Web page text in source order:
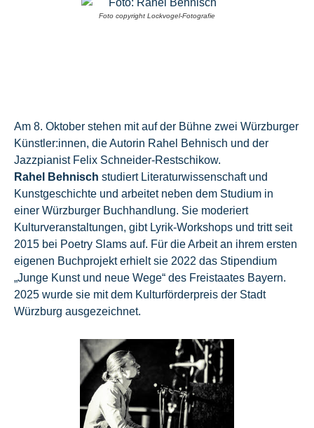
Foto copyright Lockvogel-Fotografie
Am 8. Oktober stehen mit auf der Bühne zwei Würzburger
Künstler:innen, die Autorin Rahel Behnisch und der
Jazzpianist Felix Schneider-Restschikow.
Rahel Behnisch studiert Literaturwissenschaft und
Kunstgeschichte und arbeitet neben dem Studium in
einer Würzburger Buchhandlung. Sie moderiert
Kulturveranstaltungen, gibt Lyrik-Workshops und tritt seit
2015 bei Poetry Slams auf. Für die Arbeit an ihrem ersten
eigenen Buchprojekt erhielt sie 2022 das Stipendium
„Junge Kunst und neue Wege“ des Freistaates Bayern.
2025 wurde sie mit dem Kulturförderpreis der Stadt
Würzburg ausgezeichnet.